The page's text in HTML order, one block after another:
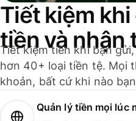
Tiết kiệm
tiền và nhận
Tiết kiệm tiền khi bạn
hơn 40+ loại tiền tệ. Mọi
khoản, bất cứ khi nào
Quản lý tiền mọi lúc